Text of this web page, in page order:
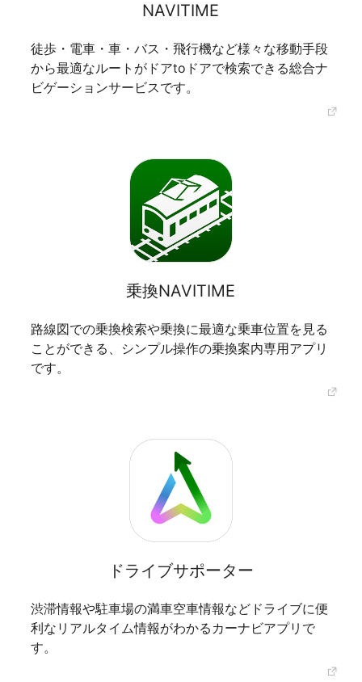
おしらせ
個人向けサービス
法人向けサービス
NAVITIME
徒歩・電車・車・バス・飛行機など様々な移動手段
から最適なルートがドアtoドアで検索できる総合ナ
ビゲーションサービスです。
乗換NAVITIME
路線図での乗換検索や乗換に最適な乗車位置を見る
ことができる、シンプル操作の乗換案内専用アプリ
です。
ドライブサポーター
渋滞情報や駐車場の満車空車情報などドライブに便
利なリアルタイム情報がわかるカーナビアプリで
す。